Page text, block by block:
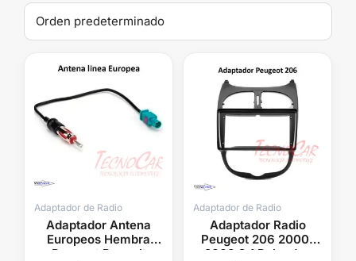
Adaptador de Radio
Adaptador Antena
Europeos Hembra
Peugeot Renault
Adaptador de Radio
Adaptador Radio
Peugeot 206 2000-
2008 9.1 Pulgadas